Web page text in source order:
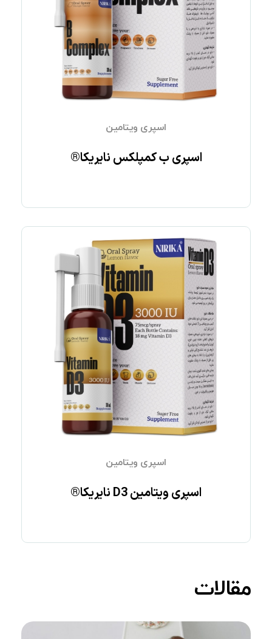
اسپری ب کمپلکس نایریکا®
اسپری ویتامین
اﺳﭙﺮی وﯾﺘﺎﻣﯿﻦ D3 نایریکا®
اسپری ویتامین
مقالات